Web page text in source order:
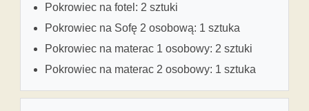
Pokrowiec na fotel: 2 sztuki
Pokrowiec na Sofę 2 osobową: 1 sztuka
Pokrowiec na materac 1 osobowy: 2 sztuki
Pokrowiec na materac 2 osobowy: 1 sztuka